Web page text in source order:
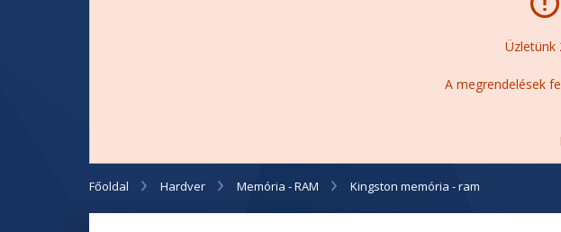
Üzletünk
A megrendelések
Főoldal Hardver Memória - RAM Kingston memória - ram